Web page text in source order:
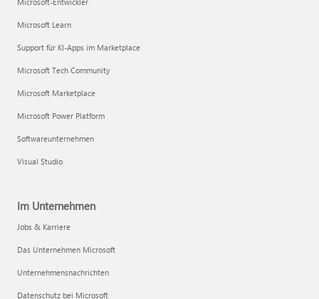
Microsoft Learn
Support für KI-Apps im Marketplace
Microsoft Tech Community
Microsoft Marketplace
Microsoft Power Platform
Softwareunternehmen
Visual Studio
Im Unternehmen
Jobs & Karriere
Das Unternehmen Microsoft
Unternehmensnachrichten
Datenschutz bei Microsoft